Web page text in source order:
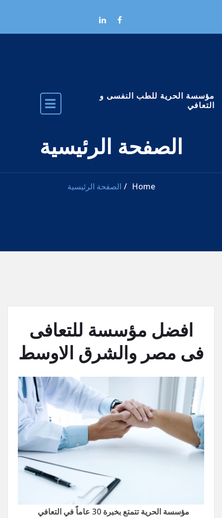
مؤسسة الحرية للطب النفسى و
التعافي
الصفحة الرئيسية
Home الصفحة الرئيسية
افضل مؤسسة للتعافى
فى مصر والشرق الاوسط
مؤسسة الحرية تتمتع بخبرة 30 عاماً في التعافي